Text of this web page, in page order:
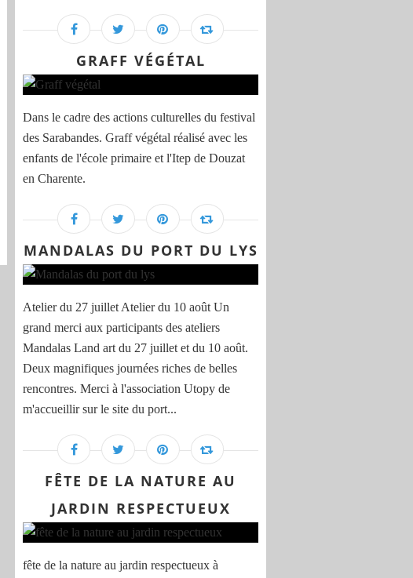
GRAFF VÉGÉTAL
Dans le cadre des actions culturelles du festival
des Sarabandes. Graff végétal réalisé avec les
enfants de l'école primaire et l'Itep de Douzat
en Charente.
MANDALAS DU PORT DU LYS
Atelier du 27 juillet Atelier du 10 août Un
grand merci aux participants des ateliers
Mandalas Land art du 27 juillet et du 10 août.
Deux magnifiques journées riches de belles
rencontres. Merci à l'association Utopy de
m'accueillir sur le site du port...
FÊTE DE LA NATURE AU
JARDIN RESPECTUEUX
fête de la nature au jardin respectueux à